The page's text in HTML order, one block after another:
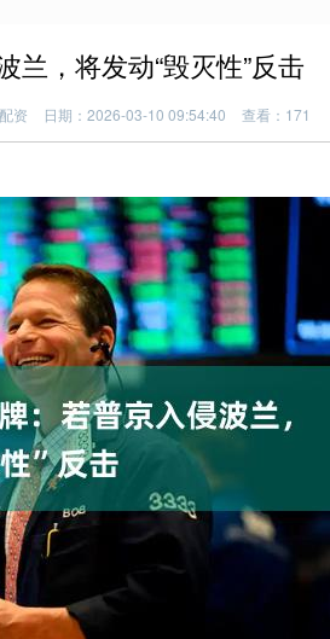
兰，将发动“毁灭性”反击
资 日期：2026-03-10 09:54:40 查看：171